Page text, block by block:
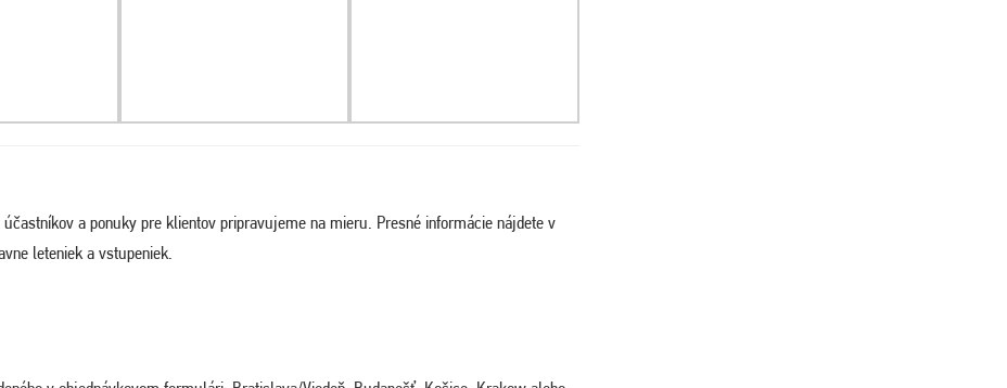
a ponuky pre klientov pripravujeme na mieru. Presné informácie nájdete v
leteniek a vstupeniek.